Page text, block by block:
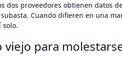
dos proveedores obtienen
Cuando difieren en una
solo.
viejo para